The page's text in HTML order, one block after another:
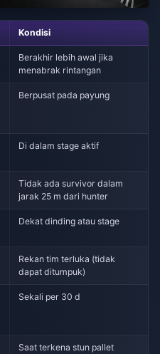
Kondisi
Berakhir lebih awal jika
menabrak rintangan
Berpusat pada payung
Di dalam stage aktif
Tidak ada survivor dalam
jarak 25 m dari hunter
Dekat dinding atau stage
Rekan tim terluka (tidak
dapat ditumpuk)
Sekali per 30 d
Saat terkena stun pallet